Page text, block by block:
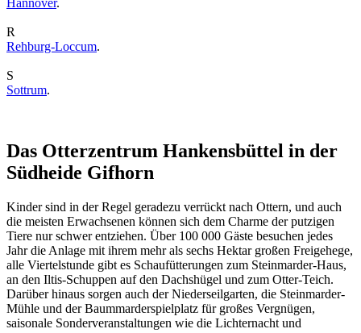
Hannover.
R
Rehburg-Loccum.
S
Sottrum.
Das Otterzentrum Hankensbüttel in der
Südheide Gifhorn
Kinder sind in der Regel geradezu verrückt nach Ottern, und auch
die meisten Erwachsenen können sich dem Charme der putzigen
Tiere nur schwer entziehen. Über 100 000 Gäste besuchen jedes
Jahr die Anlage mit ihrem mehr als sechs Hektar großen Freigehege,
alle Viertelstunde gibt es Schaufütterungen zum Steinmarder-Haus,
an den Iltis-Schuppen auf den Dachshügel und zum Otter-Teich.
Darüber hinaus sorgen auch der Niederseilgarten, die Steinmarder-
Mühle und der Baummarderspielplatz für großes Vergnügen,
saisonale Sonderveranstaltungen wie die Lichternacht und